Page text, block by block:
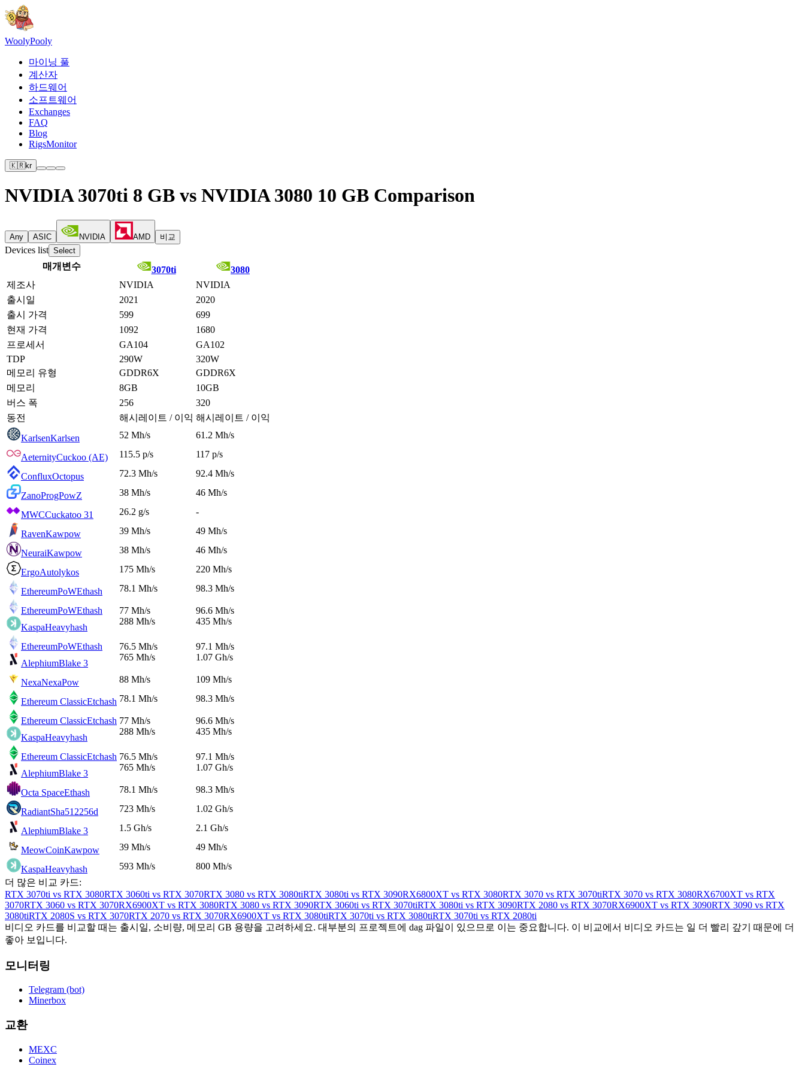
WoolyPooly
마이닝 풀
계산자
하드웨어
소프트웨어
Exchanges
FAQ
Blog
RigsMonitor
🇰🇷kr
NVIDIA 3070ti 8 GB vs NVIDIA 3080 10 GB Comparison
Any ASIC NVIDIA AMD 비교
Devices list Select
매개변수 3070ti
3080
제조사
NVIDIA
NVIDIA
출시일
2021
2020
출시 가격
599
699
현재 가격
1092
1680
프로세서
GA104
GA102
TDP
290W
320W
메모리 유형
GDDR6X
GDDR6X
메모리
8GB
10GB
버스 폭
256
320
동전
해시레이트 / 이익 해시레이트 / 이익
KarlsenKarlsen 52 Mh/s 61.2 Mh/s
AeternityCuckoo (AE) 115.5 p/s 117 p/s
ConfluxOctopus 72.3 Mh/s 92.4 Mh/s
ZanoProgPowZ 38 Mh/s 46 Mh/s
MWCCuckatoo 31 26.2 g/s -
RavenKawpow 39 Mh/s 49 Mh/s
NeuraiKawpow 38 Mh/s 46 Mh/s
ErgoAutolykos 175 Mh/s 220 Mh/s
EthereumPoWEthash 78.1 Mh/s 98.3 Mh/s
EthereumPoWEthash
KaspaHeavyhash
77 Mh/s
288 Mh/s
96.6 Mh/s
435 Mh/s
EthereumPoWEthash
AlephiumBlake 3
76.5 Mh/s
765 Mh/s
97.1 Mh/s
1.07 Gh/s
NexaNexaPow 88 Mh/s 109 Mh/s
Ethereum ClassicEtchash 78.1 Mh/s 98.3 Mh/s
Ethereum ClassicEtchash
KaspaHeavyhash
77 Mh/s
288 Mh/s
96.6 Mh/s
435 Mh/s
Ethereum ClassicEtchash
AlephiumBlake 3
76.5 Mh/s
765 Mh/s
97.1 Mh/s
1.07 Gh/s
Octa SpaceEthash 78.1 Mh/s 98.3 Mh/s
RadiantSha512256d 723 Mh/s 1.02 Gh/s
AlephiumBlake 3 1.5 Gh/s 2.1 Gh/s
MeowCoinKawpow 39 Mh/s 49 Mh/s
KaspaHeavyhash 593 Mh/s
800 Mh/s
더 많은 비교 카드:
RTX 3070ti vs RTX 3080RTX 3060ti vs RTX 3070RTX 3080 vs RTX 3080tiRTX 3080ti vs RTX 3090RX6800XT vs RTX 3080RTX 3070 vs RTX 3070tiRTX 3070 vs RTX 3080RX6700XT vs RTX
3070RTX 3060 vs RTX 3070RX6900XT vs RTX 3080RTX 3080 vs RTX 3090RTX 3060ti vs RTX 3070tiRTX 3080ti vs RTX 3090RTX 2080 vs RTX 3070RX6900XT vs RTX 3090RTX 3090 vs RTX
3080tiRTX 2080S vs RTX 3070RTX 2070 vs RTX 3070RX6900XT vs RTX 3080tiRTX 3070ti vs RTX 3080tiRTX 3070ti vs RTX 2080ti
비디오 카드를 비교할 때는 출시일, 소비량, 메모리 GB 용량을 고려하세요. 대부분의 프로젝트에 dag 파일이 있으므로 이는 중요합니다. 이 비교에서 비디오 카드는 일 더 빨리 갚기 때문에 더
좋아 보입니다.
모니터링
Telegram (bot)
Minerbox
교환
MEXC
Coinex